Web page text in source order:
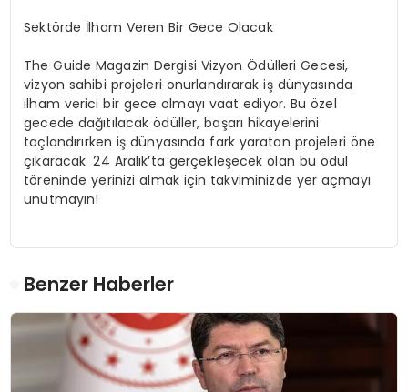
Sektörde İlham Veren Bir Gece Olacak
The Guide Magazin Dergisi Vizyon Ödülleri Gecesi,
vizyon sahibi projeleri onurlandırarak iş dünyasında
ilham verici bir gece olmayı vaat ediyor. Bu özel
gecede dağıtılacak ödüller, başarı hikayelerini
taçlandırırken iş dünyasında fark yaratan projeleri öne
çıkaracak. 24 Aralık’ta gerçekleşecek olan bu ödül
töreninde yerinizi almak için takviminizde yer açmayı
unutmayın!
Benzer Haberler